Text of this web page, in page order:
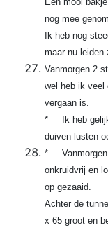
nog mee
Ik heb nog
maar nu leiden
Vanmorgen 2
wel heb ik veel
vergaan is.
* Ik heb gelijk
duiven lusten
* Vanmorgen
onkruidvrij en
op gezaaid.
Achter de
x 65 groot en